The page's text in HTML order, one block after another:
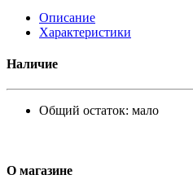
Описание
Характеристики
Наличие
Общий остаток: мало
О магазине